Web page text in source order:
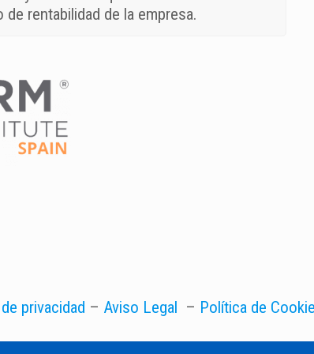
rentabilidad de la empresa.
privacidad – Aviso Legal – Política de